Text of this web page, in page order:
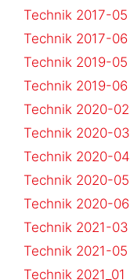
Technik 2017-05
Technik 2017-06
Technik 2019-05
Technik 2019-06
Technik 2020-02
Technik 2020-03
Technik 2020-04
Technik 2020-05
Technik 2020-06
Technik 2021-03
Technik 2021-05
Technik 2021_01